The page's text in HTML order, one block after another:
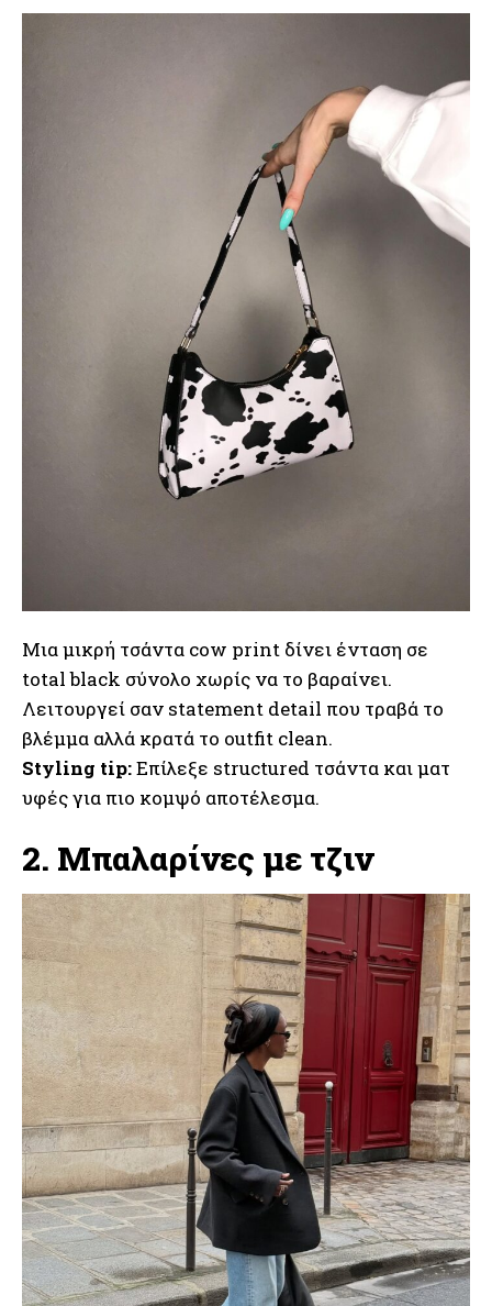
Μια μικρή τσάντα cow print δίνει ένταση σε
total black σύνολο χωρίς να το βαραίνει.
Λειτουργεί σαν statement detail που τραβά το
βλέμμα αλλά κρατά το outfit clean.
Styling tip:Επίλεξε structured τσάντα και ματ
υφές για πιο κομψό αποτέλεσμα.
2. Μπαλαρίνες με τζιν